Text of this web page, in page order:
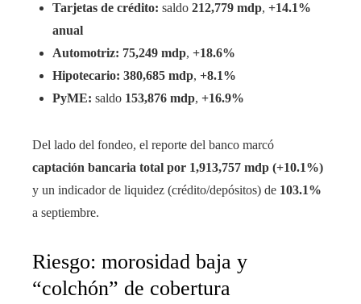
Tarjetas de crédito: saldo 212,779 mdp, +14.1%
anual
Automotriz: 75,249 mdp, +18.6%
Hipotecario: 380,685 mdp, +8.1%
PyME: saldo 153,876 mdp, +16.9%
Del lado del fondeo, el reporte del banco marcó
captación bancaria total por 1,913,757 mdp (+10.1%)
y un indicador de liquidez (crédito/depósitos) de 103.1%
a septiembre.
Riesgo: morosidad baja y
“colchón” de cobertura